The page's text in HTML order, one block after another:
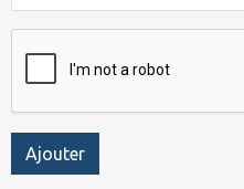
Ajouter